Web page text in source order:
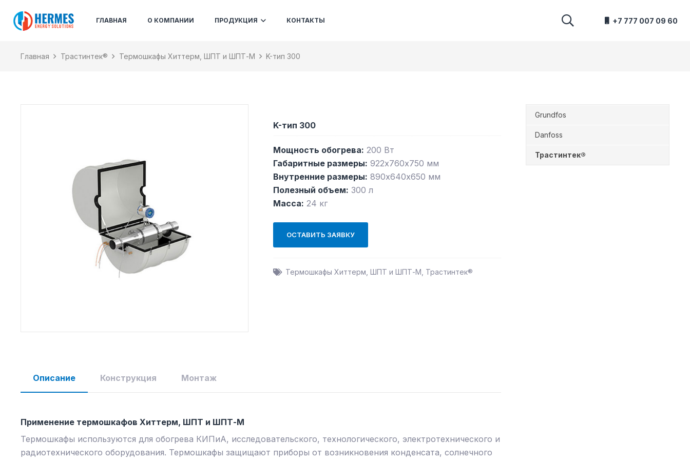
ГЛАВНАЯ О КОМПАНИИ ПРОДУКЦИЯ КОНТАКТЫ +7 777 007 09 60
Главная Трастинтек® Термошкафы Хиттерм, ШПТ и ШПТ-М K-тип 300
K-тип 300
Мощность обогрева: 200 Вт
Габаритные размеры: 922х760х750 мм
Внутренние размеры: 890х640х650 мм
Полезный объем: 300 л
Масса: 24 кг
ОСТАВИТЬ ЗАЯВКУ
Термошкафы Хиттерм, ШПТ и ШПТ-М Трастинтек®
Описание Конструкция Монтаж
Применение термошкафов Хиттерм, ШПТ и ШПТ-М
Термошкафы используются для обогрева КИПиА, исследовательского, технологического, электротехнического и
радиотехнического оборудования. Термошкафы защищают приборы от возникновения конденсата, солнечного
Grundfos
Danfoss
Трастинтек®